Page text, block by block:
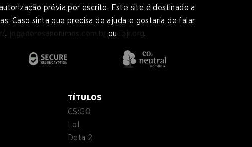
prévia por escrito. Este site é destinado a
Caso sinta que precisa de ajuda e gostaria de falar
, jogadoresanonimos.com.br ou ibjr.org.
TÍTULOS
CS:GO
LoL
Dota 2